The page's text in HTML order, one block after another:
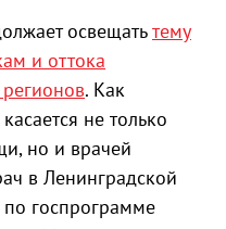
освещатьтему
и оттока
. Как
не только
но и врачей
в Ленинградской
госпрограмме